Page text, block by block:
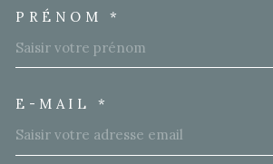
PRÉNOM *
E-MAIL *